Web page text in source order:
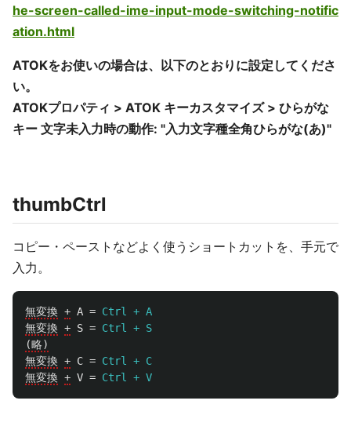
he-screen-called-ime-input-mode-switching-notific
ation.html
ATOKをお使いの場合は、以下のとおりに設定してくださ
い。
ATOKプロパティ > ATOK キーカスタマイズ > ひらがな
キー 文字未入力時の動作: "入力文字種全角ひらがな(あ)"
thumbCtrl
コピー・ペーストなどよく使うショートカットを、手元で
入力。
無変換 + A = Ctrl + A
無変換 + S = Ctrl + S
(略)
無変換 + C = Ctrl + C
無変換 + V = Ctrl + V